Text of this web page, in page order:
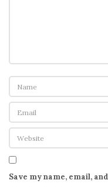
Save my name, email,